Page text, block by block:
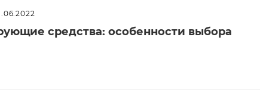
средства: особенности выбора